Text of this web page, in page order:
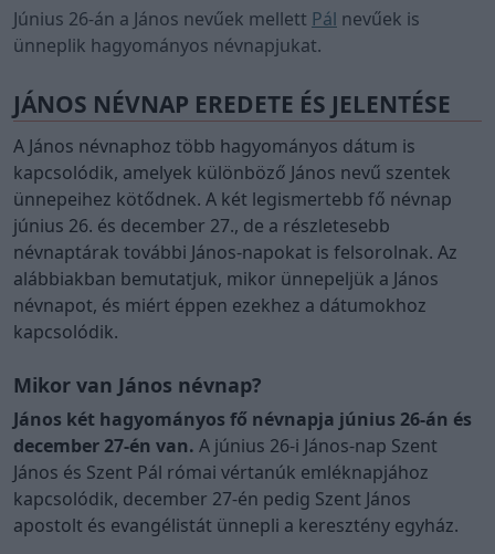
Június 26-án a János nevűek mellett Pál nevűek is
ünneplik hagyományos névnapjukat.
JÁNOS NÉVNAP EREDETE ÉS JELENTÉSE
A János névnaphoz több hagyományos dátum is
kapcsolódik, amelyek különböző János nevű szentek
ünnepeihez kötődnek. A két legismertebb fő névnap
június 26. és december 27., de a részletesebb
névnaptárak további János-napokat is felsorolnak. Az
alábbiakban bemutatjuk, mikor ünnepeljük a János
névnapot, és miért éppen ezekhez a dátumokhoz
kapcsolódik.
Mikor van János névnap?
János két hagyományos fő névnapja június 26-án és
december 27-én van. A június 26-i János-nap Szent
János és Szent Pál római vértanúk emléknapjához
kapcsolódik, december 27-én pedig Szent János
apostolt és evangélistát ünnepli a keresztény egyház.